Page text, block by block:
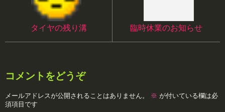
タイヤの残り溝 臨時休業のお知らせ
コメントをどうぞ
メールアドレスが公開されることはありません。 ※ が付いている欄は必
須項目です